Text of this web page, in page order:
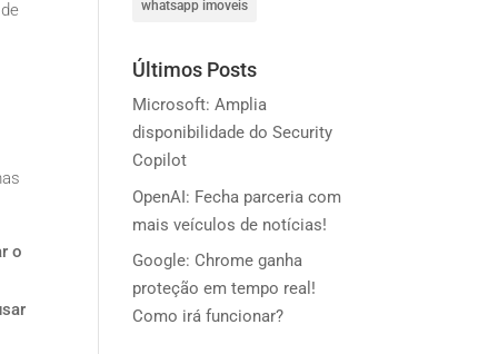
o
whatsapp imoveis
Últimos Posts
Microsoft: Amplia
disponibilidade do Security
Copilot
OpenAI: Fecha parceria com
mais veículos de notícias!
Google: Chrome ganha
proteção em tempo real!
Como irá funcionar?